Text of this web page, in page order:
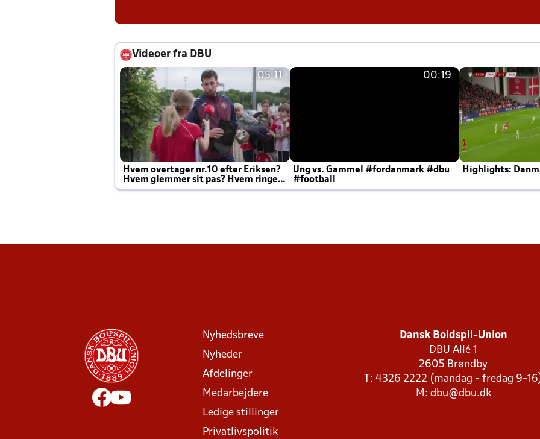
Videoer fra DBU
05:11
Hvem overtager nr.10 efter Eriksen?
Hvem glemmer sit pas? Hvem ringer
Joachim altid til efter kampe?
00:19
Ung vs. Gammel #fordanmark #dbu
#football
Highlights:
Nyhedsbreve
Nyheder
Afdelinger
Medarbejdere
Ledige stillinger
Privatlivspolitik
Dansk Boldspil-Union
DBU Allé 1
2605 Brøndby
T: 4326 2222 (mandag - fredag 9-
M: dbu@dbu.dk